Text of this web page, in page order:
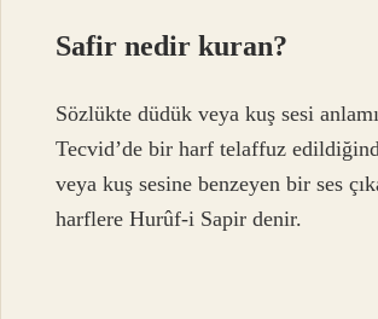
Safir nedir kuran?
Sözlükte düdük veya kuş sesi
Tecvid’de bir harf telaffuz
veya kuş sesine benzeyen bir ses
harflere Hurûf-i Sapir denir.